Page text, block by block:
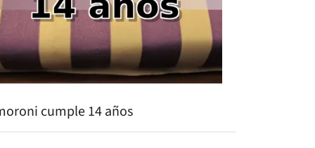
cumple 14 años